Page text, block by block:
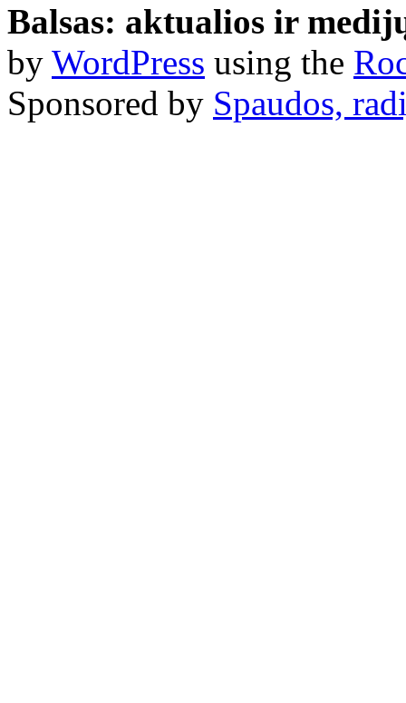
Balsas: aktualios ir
by WordPress using the
Sponsored by Spaudos,